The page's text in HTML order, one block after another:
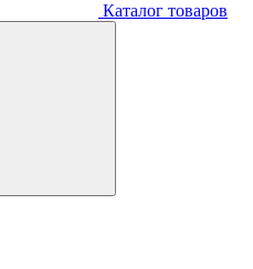
Каталог товаров